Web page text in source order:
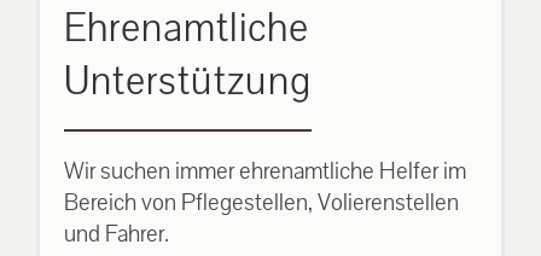
Ehrenamtliche
Unterstützung
Wir suchen immer ehrenamtliche Helfer im
Bereich von Pflegestellen, Volierenstellen
und Fahrer.